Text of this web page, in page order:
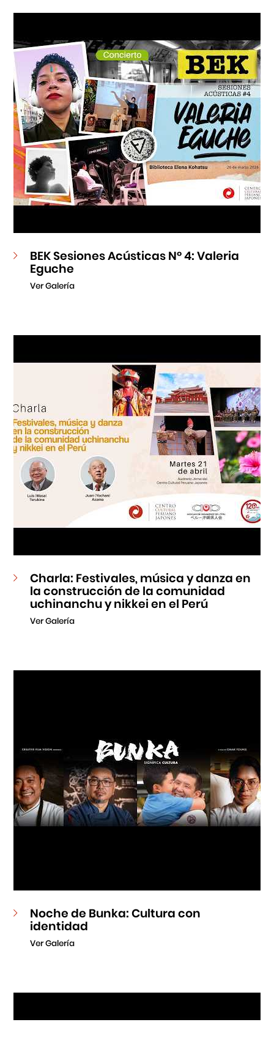
Museo de la Inmigración Japonesa
Fondo Editorial
Teatro Peruano Japonés
BEK Sesiones Acústicas N° 4: Valeria
Eguche
Ver Galería
Charla: Festivales, música y danza en
la construcción de la comunidad
uchinanchu y nikkei en el Perú
Ver Galería
Noche de Bunka: Cultura con
identidad
Ver Galería